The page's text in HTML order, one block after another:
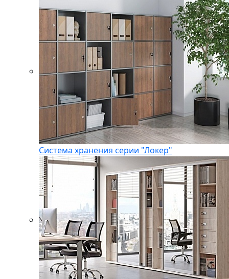
Система хранения серии "Локер"